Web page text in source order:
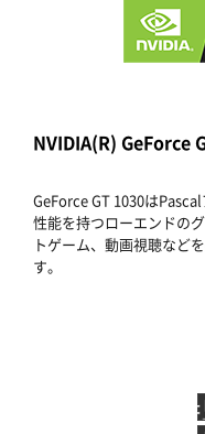
NVIDIA(R) GeForce
GeForce GT 1030は
性能を持つローエンドの
トゲーム、動画視聴など
す。